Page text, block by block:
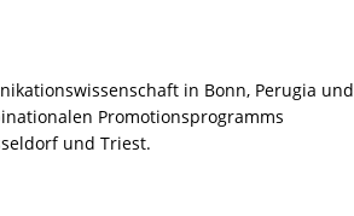
in Bonn, Perugia und
Promotionsprogramms
und Triest.